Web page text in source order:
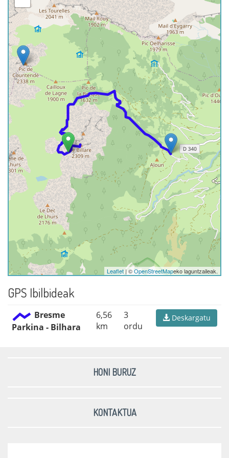
Leaflet | ©OpenStreetMapeko laguntzaileak.
GPS Ibilbideak
Bresme
Parkina - Bilhara
6,56
km
3
ordu
Deskargatu
HONI BURUZ
KONTAKTUA